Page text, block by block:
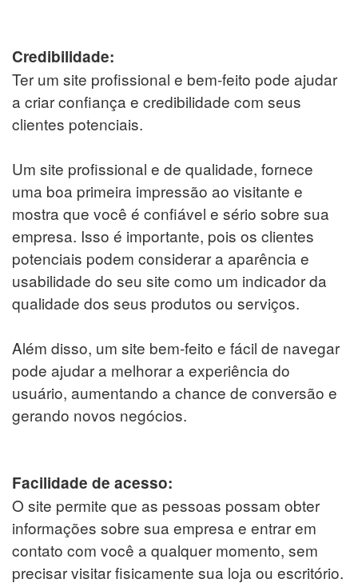
Credibilidade:
Ter um site profissional e bem-feito pode ajudar
a criar confiança e credibilidade com seus
clientes potenciais.
Um site profissional e de qualidade, fornece
uma boa primeira impressão ao visitante e
mostra que você é confiável e sério sobre sua
empresa. Isso é importante, pois os clientes
potenciais podem considerar a aparência e
usabilidade do seu site como um indicador da
qualidade dos seus produtos ou serviços.
Além disso, um site bem-feito e fácil de navegar
pode ajudar a melhorar a experiência do
usuário, aumentando a chance de conversão e
gerando novos negócios.
Facilidade de acesso:
O site permite que as pessoas possam obter
informações sobre sua empresa e entrar em
contato com você a qualquer momento, sem
precisar visitar fisicamente sua loja ou escritório.